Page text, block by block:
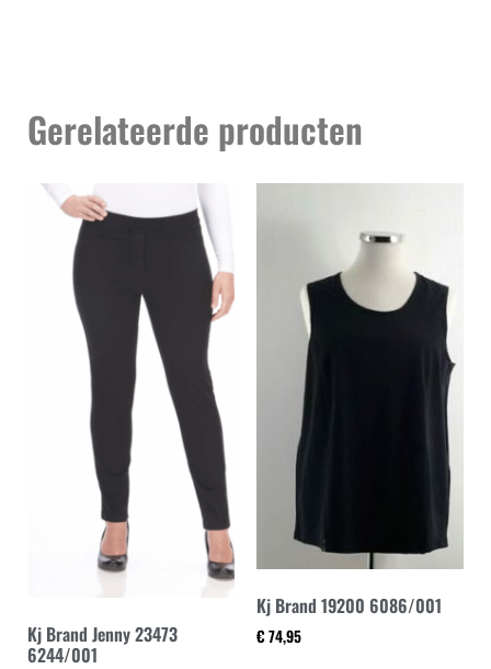
Gerelateerde producten
Kj Brand Jenny 23473
6244/001
Kj Brand 19200 6086/001
€ 74,95